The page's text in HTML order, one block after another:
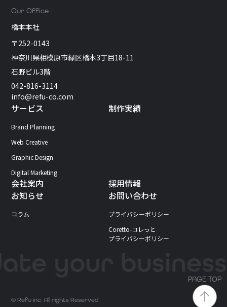
Our Office
橋本本社
〒252-0143
神奈川県相模原市緑区橋本3丁目18-11
石野ビル3階
042-816-3114
info@refu-co.com
サービス
Brand Planning
Web Creative
Graphic Design
Digital Marketing
制作実績
会社案内
採用情報
お知らせ
コラム
お問い合わせ
プライバシーポリシー
Coretto-コレっと
プライバシーポリシー
PAGE TOP
© Refu inc. All rights Reserved